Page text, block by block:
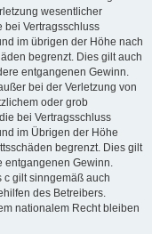
wesentlicher
bei Vertragsschluss
im übrigen der Höhe nach
begrenzt. Dies gilt auch
entgangenen Gewinn.
bei der Verletzung von
oder grob
bei Vertragsschluss
im Übrigen der Höhe
begrenzt. Dies gilt
Gewinn.
c gilt sinngemäß auch
des Betreibers.
nationalem Recht bleiben